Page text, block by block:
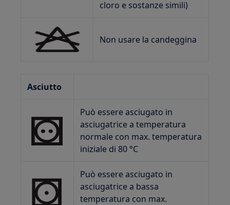
cloro e sostanze simili)
Non usare la candeggina
Asciutto
Può essere asciugato in
asciugatrice a temperatura
normale con max. temperatura
iniziale di 80 °C
Può essere asciugato in
asciugatrice a bassa
temperatura con max.